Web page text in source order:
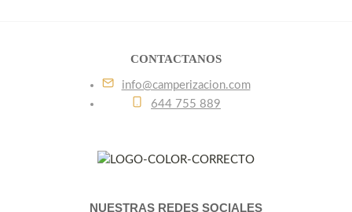
CONTACTANOS
info@camperizacion.com
644 755 889
NUESTRAS REDES SOCIALES